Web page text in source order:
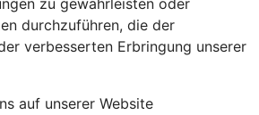
zu gewährleisten oder
durchzuführen, die der
verbesserten Erbringung unserer
auf unserer Website